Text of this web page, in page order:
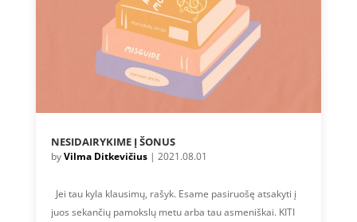
NESIDAIRYKIME Į ŠONUS
byVilma Ditkevičius| 2021.08.01
Jei tau kyla klausimų, rašyk. Esame pasiruošę atsakyti į
juos sekančių pamokslų metu arba tau asmeniškai. KITI